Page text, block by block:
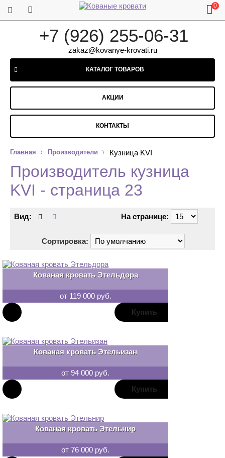
+7 (926) 255-06-31
zakaz@kovanye-krovati.ru
0
КАТАЛОГ ТОВАРОВ
АКЦИИ
КОНТАКТЫ
Главная Производители Кузница KVI
Производитель кузница
KVI - страница 23
Вид: На странице:
Сортировка:
Кованая кровать Этельдора
от 119 000 руб.
закладки
Кованая кровать Этельизан
от 94 000 руб.
закладки
Кованая кровать Этельнир
от 76 000 руб.